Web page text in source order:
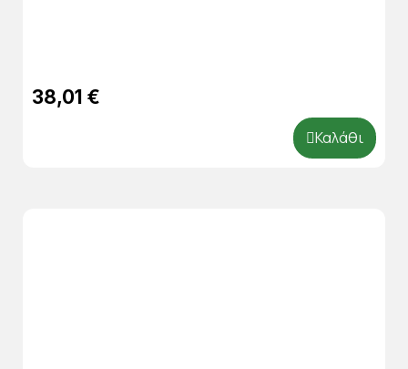
38,01 €
Καλάθι